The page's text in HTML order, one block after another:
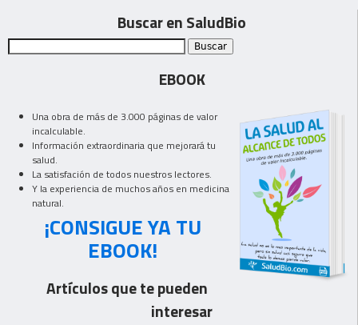
Buscar en SaludBio
EBOOK
Una obra de más de 3.000 páginas de valor
incalculable.
Información extraordinaria que mejorará tu
salud.
La satisfación de todos nuestros lectores.
Y la experiencia de muchos años en medicina
natural.
¡CONSIGUE YA TU
EBOOK!
Artículos que te pueden
interesar